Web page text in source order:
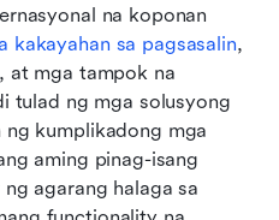
na koponan
kakayahan sa pagsasalin,
at mga tampok na
tulad ng mga solusyong
ng kumplikadong mga
aming pinag-isang
agarang halaga sa